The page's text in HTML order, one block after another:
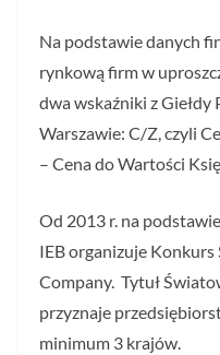
Na podstawie danych
rynkową firm w
dwa wskaźniki z
Warszawie: C/Z, czyli
– Cena do Wartości
Od 2013 r. na
IEB organizuje
Company. Tytuł
przyznaje
minimum 3 krajów.